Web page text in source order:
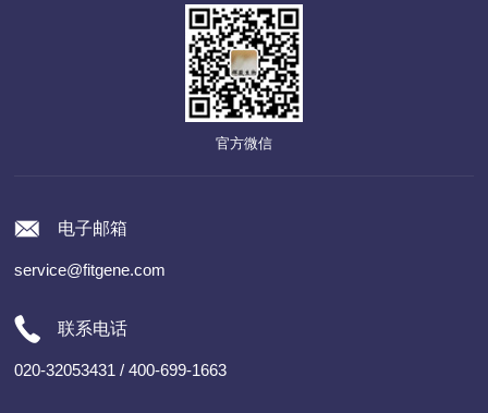
官方微信
电子邮箱
service@fitgene.com
联系电话
020-32053431 / 400-699-1663